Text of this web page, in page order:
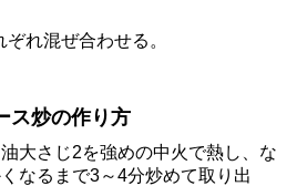
れ混ぜ合わせる。
ス炒の作り方
大さじ2を強めの中火で熱し、な
なるまで3～4分炒めて取り出